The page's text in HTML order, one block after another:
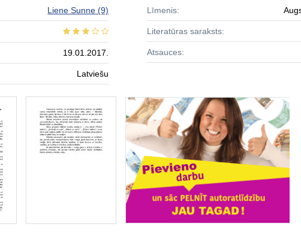
Liene Sunne (9)
19.01.2017.
Latviešu
Līmenis:
Literatūras saraksts:
Atsauces: